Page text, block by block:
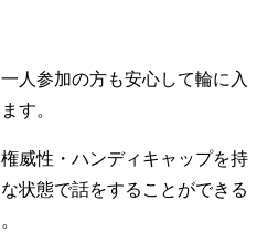
人参加の方も安心して輪に入
す。
威性・ハンディキャップを持
状態で話をすることができる